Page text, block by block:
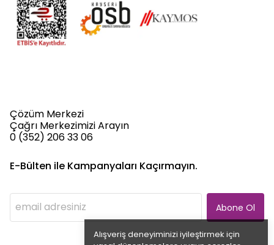
Alışveriş deneyiminizi iyileştirmek için
Çözüm Merkezi
Çağrı Merkezimizi Arayın
0 (352) 206 33 06
E-Bülten ile Kampanyaları Kaçırmayın.
Abone Ol